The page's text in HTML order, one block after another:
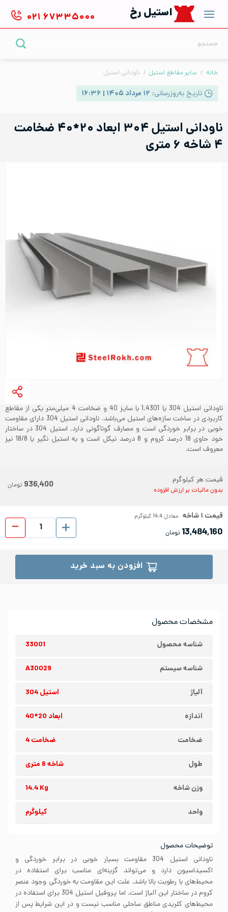
content
استیل رخ ۰۲۱ ۶۷۳۳۵۰۰۰
خانه / سایر مقاطع استیل / ناودانی استیل
تاریخ به‌روزرسانی: ۱۲ مرداد ۱۴۰۵ | ۱۶:۳۶
مشخصات محصول
شناسه محصول 33001
شناسه سیستم A30029
آلیاژ استیل 304
اندازه ابعاد 20*40
ضخامت ضخامت 4
طول شاخه 6 متری
وزن شاخه 14.4 Kg
واحد کیلوگرم
توضیحات محصول
ناودانی استیل 304 مقاومت بسیار خوبی در برابر خوردگی و
اکسیداسیون دارد و می‌تواند گزینه‌ای مناسب برای استفاده در
محیط‌های با رطوبت بالا باشد. علت این مقاومت به خوردگی وجود عنصر
کروم در ساختار این آلیاژ است. اما پروفیل استیل 304 برای استفاده در
محیط‌های کلریدی مناطق ساحلی مناسب نیست و در این شرایط پس از
ناودانی استیل ۳۰۴ ابعاد ۲۰*۴۰ ضخامت
۴ شاخه ۶ متری
ناودانی استیل 304 یا 1.4301 با سایز 40 و ضخامت 4 میلی‌متر یکی از مقاطع
کاربردی در ساخت سازه‌های استیل می‌باشد. ناودانی استیل 304 دارای مقاومت
خوبی در برابر خوردگی است و مصارف گوناگونی دارد. استیل 304 در ساختار
خود حاوی 18 درصد کروم و 8 درصد نیکل است و به استیل نگیر یا 18/8 نیز
معروف است.
قیمت هر کیلوگرم
بدون مالیات بر ارزش افزوده 936,400 تومان
قیمت ۱شاخه معادل14.4 کیلوگرم
13,484,160 تومان
افزودن به سبد خرید